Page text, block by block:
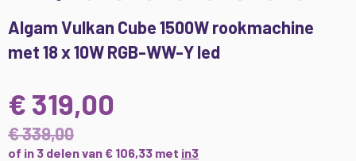
Algam Vulkan Cube 1500W rookmachine
met 18 x 10W RGB-WW-Y led
€ 319,00
€ 339,00
of in 3 delen van € 106,33 met in3
naar
het
de
afbeeldingen-
gallerij